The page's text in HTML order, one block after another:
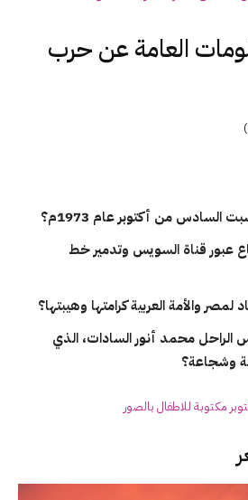
العامة عن حرب
من أكتوبر عام 1973م؟
عبور قناة السويس وتدمير خط
والأمة العربية كرامتها وهيبتها؟
الراحل محمد أنور السادات، الذي
وشجاعة؟